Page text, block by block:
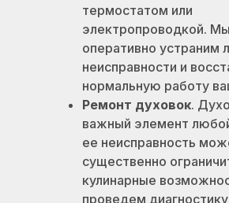
термостатом или
электропроводкой. Мы
оперативно устраним
неисправности и
нормальную работу
Ремонт духовок.
важный элемент
ее неисправность
существенно
кулинарные
проведем